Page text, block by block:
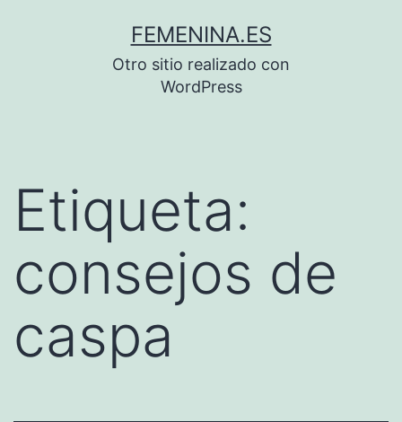
FEMENINA.ES
Otro sitio realizado con
WordPress
Etiqueta:
consejos de
caspa